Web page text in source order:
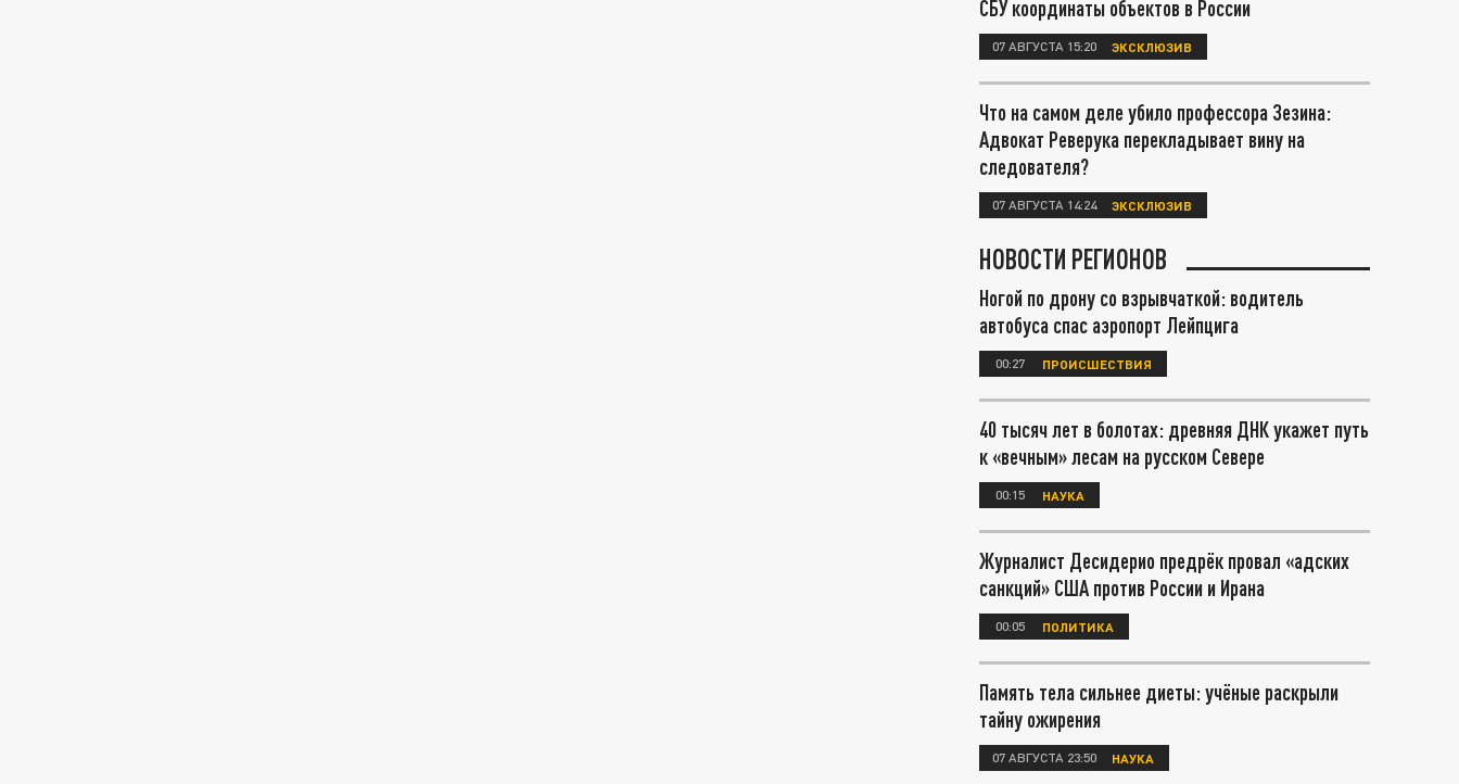
СБУ координаты объектов в России
07 АВГУСТА 15:20 ЭКСКЛЮЗИВ
Что на самом деле убило профессора Зезина:
Адвокат Реверука перекладывает вину на
следователя?
07 АВГУСТА 14:24 ЭКСКЛЮЗИВ
НОВОСТИ РЕГИОНОВ
Ногой по дрону со взрывчаткой: водитель
автобуса спас аэропорт Лейпцига
00:27 ПРОИСШЕСТВИЯ
40 тысяч лет в болотах: древняя ДНК укажет путь
к «вечным» лесам на русском Севере
00:15 НАУКА
Журналист Десидерио предрёк провал «адских
санкций» США против России и Ирана
00:05 ПОЛИТИКА
Память тела сильнее диеты: учёные раскрыли
тайну ожирения
07 АВГУСТА 23:50 НАУКА